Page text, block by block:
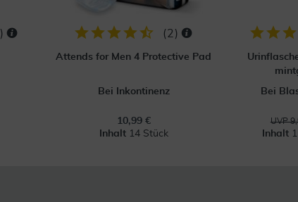
) (2 )
Attends for Men 4 Protective Pad
Bei Inkontinenz
10,99 €
Inhalt 14 Stück
Bei
UVP
Inhalt